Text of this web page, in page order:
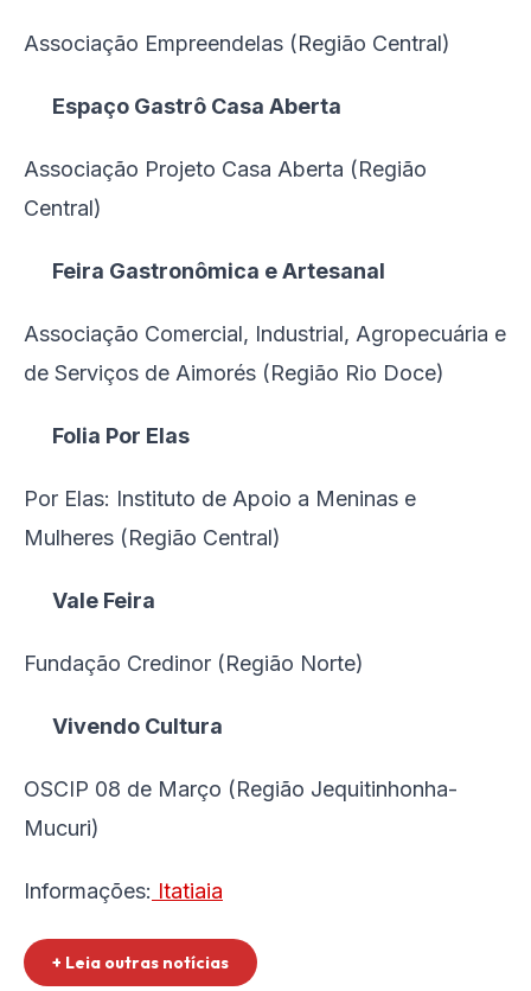
Associação Empreendelas (Região Central)
Espaço Gastrô Casa Aberta
Associação Projeto Casa Aberta (Região
Central)
Feira Gastronômica e Artesanal
Associação Comercial, Industrial, Agropecuária e
de Serviços de Aimorés (Região Rio Doce)
Folia Por Elas
Por Elas: Instituto de Apoio a Meninas e
Mulheres (Região Central)
Vale Feira
Fundação Credinor (Região Norte)
Vivendo Cultura
OSCIP 08 de Março (Região Jequitinhonha-
Mucuri)
Informações: Itatiaia
+ Leia outras notícias